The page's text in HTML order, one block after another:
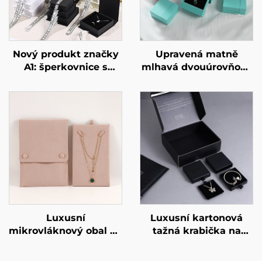
Nový produkt značky
A1: šperkovnice s
magnetickým víkem a
balení pro šperky
(prsteny, hodinky,
náušnice, řetízky),
dárková krabička s
Upravená matně
mlhavá dvouúrovňová
krabička s
geometrickým
designem z lepenky
pro exkluzivní značku
šperků – avantgardní
identitní krabička.
Luxusní
mikrovláknový obal na
Luxusní kartonová
tažná krabička na